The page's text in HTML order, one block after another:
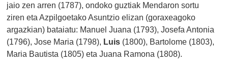
jaio zen arren (1787), ondoko guztiak Mendaron sortu
ziren eta Azpilgoetako Asuntzio elizan (goraxeagoko
argazkian) bataiatu: Manuel Juana (1793), Josefa Antonia
(1796), Jose Maria (1798), Luis (1800), Bartolome (1803),
Maria Bautista (1805) eta Juana Ramona (1808).